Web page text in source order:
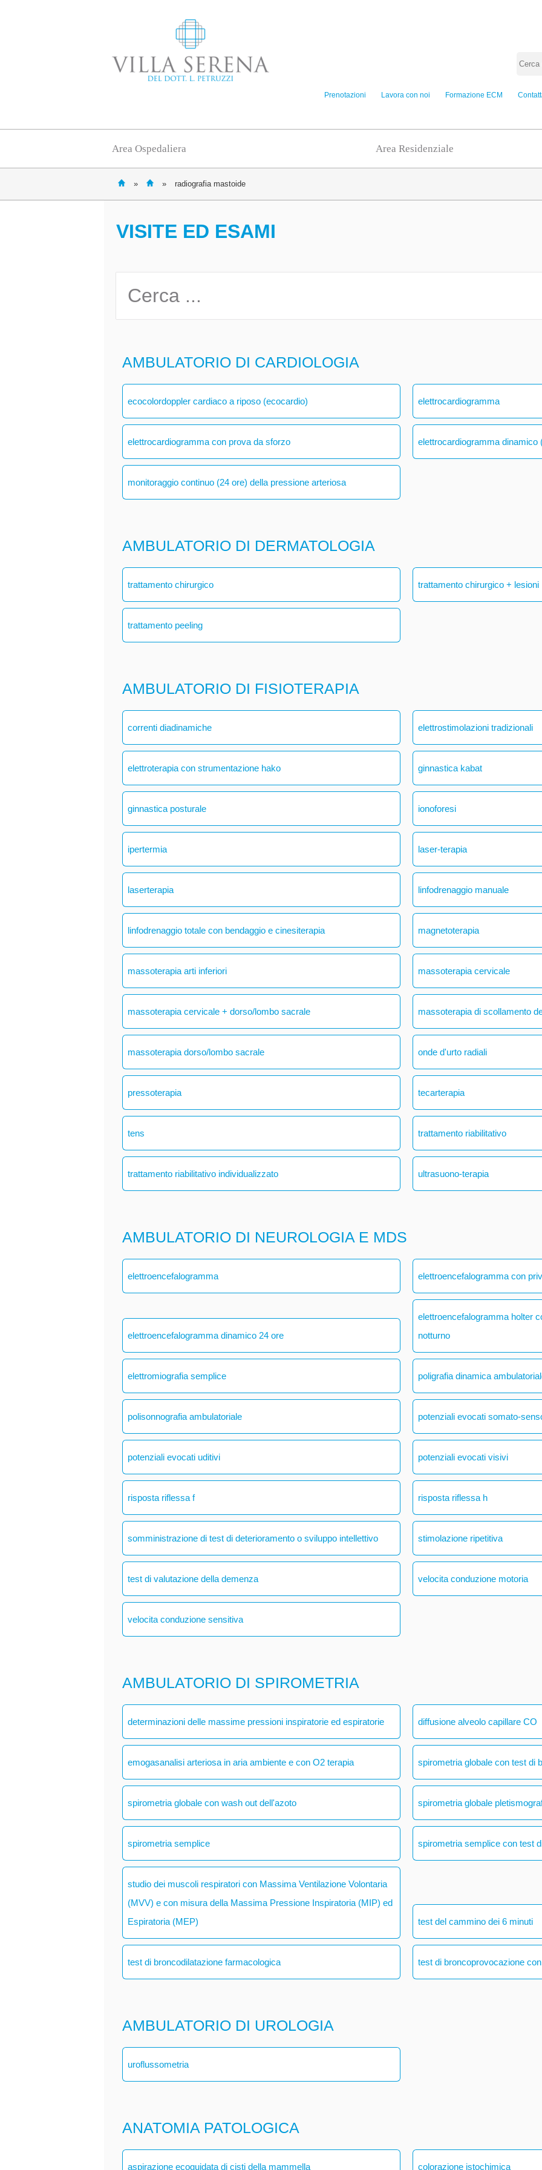
Prenotazioni Lavora con noi Formazione ECM
Area Ospedaliera Area Residenziale
» » radiografia mastoide
VISITE ED ESAMI
AMBULATORIO DI CARDIOLOGIA
ecocolordoppler cardiaco a riposo (ecocardio) elettrocardiogramma
elettrocardiogramma con prova da sforzo elettrocardiogramma dinamico
monitoraggio continuo (24 ore) della pressione arteriosa
AMBULATORIO DI DERMATOLOGIA
trattamento chirurgico trattamento chirurgico + lesioni
trattamento peeling
AMBULATORIO DI FISIOTERAPIA
correnti diadinamiche elettrostimolazioni tradizionali
elettroterapia con strumentazione hako ginnastica kabat
ginnastica posturale ionoforesi
ipertermia laser-terapia
laserterapia linfodrenaggio manuale
linfodrenaggio totale con bendaggio e cinesiterapia magnetoterapia
massoterapia arti inferiori massoterapia cervicale
massoterapia cervicale + dorso/lombo sacrale massoterapia di scollamento
massoterapia dorso/lombo sacrale onde d'urto radiali
pressoterapia tecarterapia
tens trattamento riabilitativo
trattamento riabilitativo individualizzato ultrasuono-terapia
AMBULATORIO DI NEUROLOGIA E MDS
elettroencefalogramma elettroencefalogramma con
elettroencefalogramma dinamico 24 ore
elettroencefalogramma holter
notturno
elettromiografia semplice poligrafia dinamica
polisonnografia ambulatoriale potenziali evocati somato-
potenziali evocati uditivi potenziali evocati visivi
risposta riflessa f risposta riflessa h
somministrazione di test di deterioramento o sviluppo intellettivo stimolazione ripetitiva
test di valutazione della demenza velocita conduzione motoria
velocita conduzione sensitiva
AMBULATORIO DI SPIROMETRIA
determinazioni delle massime pressioni inspiratorie ed espiratorie diffusione alveolo capillare CO
emogasanalisi arteriosa in aria ambiente e con O2 terapia spirometria globale con test di
spirometria globale con wash out dell'azoto spirometria globale
spirometria semplice spirometria semplice con test
studio dei muscoli respiratori con Massima Ventilazione Volontaria
(MVV) e con misura della Massima Pressione Inspiratoria (MIP) ed
Espiratoria (MEP)
test del cammino dei 6 minuti
test di broncodilatazione farmacologica test di broncoprovocazione
AMBULATORIO DI UROLOGIA
uroflussometria
ANATOMIA PATOLOGICA
aspirazione ecoguidata di cisti della mammella colorazione istochimica